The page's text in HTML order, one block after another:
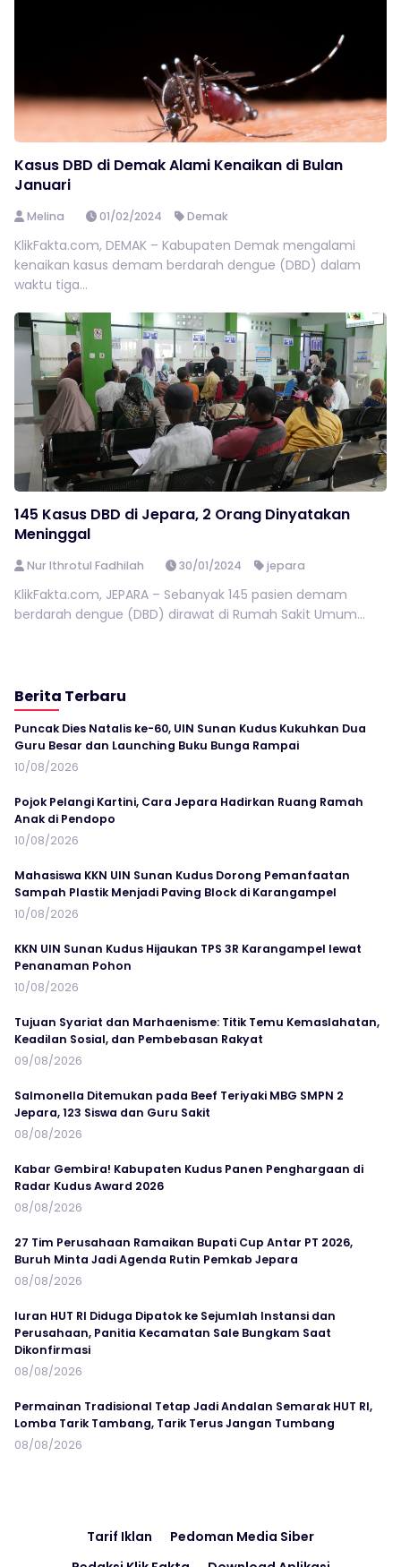
Kasus DBD di Demak Alami Kenaikan di Bulan
Januari
Melina 01/02/2024 Demak
KlikFakta.com, DEMAK – Kabupaten Demak mengalami
kenaikan kasus demam berdarah dengue (DBD) dalam
waktu tiga...
145 Kasus DBD di Jepara, 2 Orang Dinyatakan
Meninggal
Nur Ithrotul Fadhilah 30/01/2024 jepara
KlikFakta.com, JEPARA – Sebanyak 145 pasien demam
berdarah dengue (DBD) dirawat di Rumah Sakit Umum...
Berita Terbaru
Puncak Dies Natalis ke-60, UIN Sunan Kudus Kukuhkan Dua
Guru Besar dan Launching Buku Bunga Rampai
10/08/2026
Pojok Pelangi Kartini, Cara Jepara Hadirkan Ruang Ramah
Anak di Pendopo
10/08/2026
Mahasiswa KKN UIN Sunan Kudus Dorong Pemanfaatan
Sampah Plastik Menjadi Paving Block di Karangampel
10/08/2026
KKN UIN Sunan Kudus Hijaukan TPS 3R Karangampel lewat
Penanaman Pohon
10/08/2026
Tujuan Syariat dan Marhaenisme: Titik Temu Kemaslahatan,
Keadilan Sosial, dan Pembebasan Rakyat
09/08/2026
Salmonella Ditemukan pada Beef Teriyaki MBG SMPN 2
Jepara, 123 Siswa dan Guru Sakit
08/08/2026
Kabar Gembira! Kabupaten Kudus Panen Penghargaan di
Radar Kudus Award 2026
08/08/2026
27 Tim Perusahaan Ramaikan Bupati Cup Antar PT 2026,
Buruh Minta Jadi Agenda Rutin Pemkab Jepara
08/08/2026
Iuran HUT RI Diduga Dipatok ke Sejumlah Instansi dan
Perusahaan, Panitia Kecamatan Sale Bungkam Saat
Dikonfirmasi
08/08/2026
Permainan Tradisional Tetap Jadi Andalan Semarak HUT RI,
Lomba Tarik Tambang, Tarik Terus Jangan Tumbang
08/08/2026
Tarif Iklan
Pedoman Media Siber